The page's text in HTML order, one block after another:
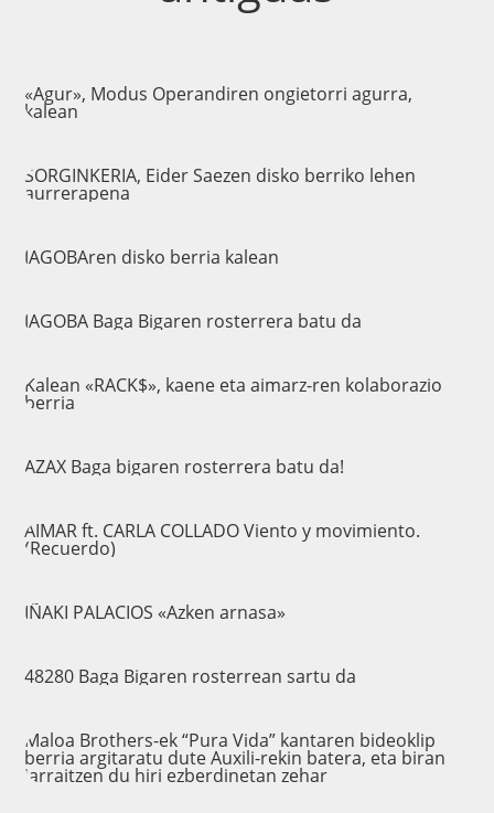
«Agur», Modus Operandiren ongietorri agurra,
kalean
SORGINKERIA, Eider Saezen disko berriko lehen
aurrerapena
JAGOBAren disko berria kalean
JAGOBA Baga Bigaren rosterrera batu da
Kalean «RACK$», kaene eta aimarz-ren kolaborazio
berria
AZAX Baga bigaren rosterrera batu da!
AIMAR ft. CARLA COLLADO Viento y movimiento.
(Recuerdo)
IÑAKI PALACIOS «Azken arnasa»
48280 Baga Bigaren rosterrean sartu da
Maloa Brothers-ek “Pura Vida” kantaren bideoklip
berria argitaratu dute Auxili-rekin batera, eta biran
jarraitzen du hiri ezberdinetan zehar